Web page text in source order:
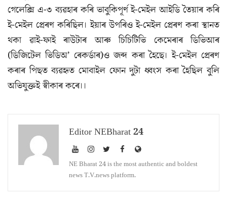
গেলেক্সি এ-৩ ব্যৱহাৰ কৰি ভাবুকিপূৰ্ণ ই-মেইল আইডি তৈয়াৰ কৰি
ই-মেইল প্ৰেৰণ কৰিছিল। ইয়াৰ উপৰিও ই-মেইল প্ৰেৰণ কৰা স্থানত
থকা ৱাই-ফাই ৰাউটাৰ আৰু চিচিটিভি কেমেৰাৰ ডিভিআৰ
(ডিজিটেল ভিডিঅ’ ৰেকৰ্ডাৰ)ও জব্দ কৰা হৈছে। ই-মেইল প্ৰেৰণ
কৰাৰ পিছত ব্যৱহৃত মোবাইল ফোন দুটা ধ্বংস কৰা হৈছিল বুলি
অভিযুক্তই স্বীকাৰ কৰে।।
Editor NEBharat 24
NE Bharat 24 is the most authentic and boldest
news T.V.news platform.